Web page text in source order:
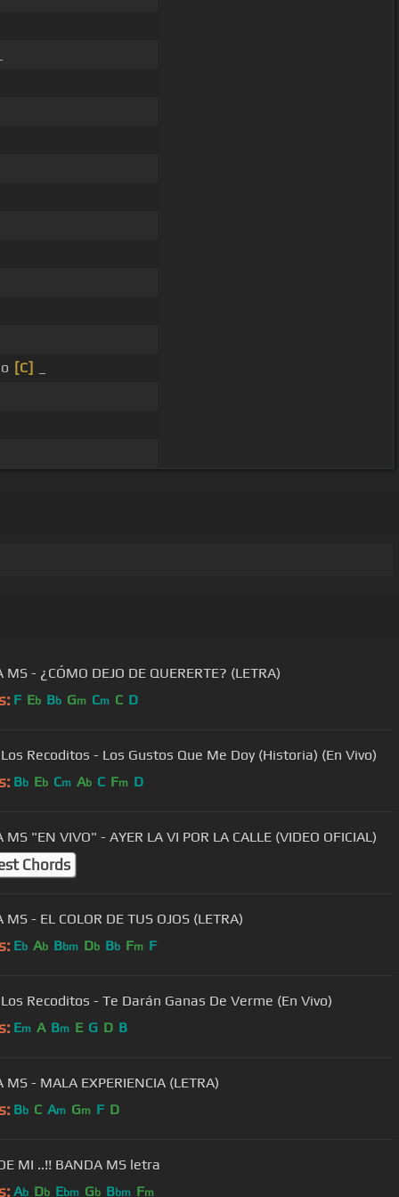
[C]
MS - ¿CÓMO DEJO DE QUERERTE? (LETRA)
F Eb Bb Gm Cm C D
Recoditos - Los Gustos Que Me Doy (Historia) (En Vivo)
Bb Eb Cm Ab C Fm D
MS "EN VIVO" - AYER LA VI POR LA CALLE (VIDEO OFICIAL)
Chords
MS - EL COLOR DE TUS OJOS (LETRA)
Eb Ab Bbm Db Bb Fm F
Recoditos - Te Darán Ganas De Verme (En Vivo)
Em A Bm E G D B
MS - MALA EXPERIENCIA (LETRA)
Bb C Am Gm F D
MI ..!! BANDA MS letra
Ab Db Ebm Gb Bbm Fm